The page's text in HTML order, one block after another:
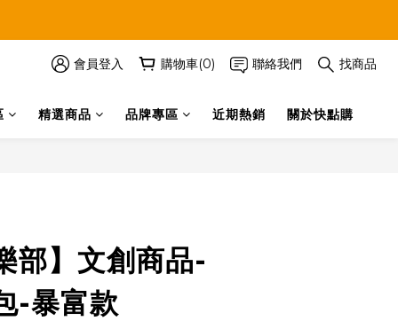
會員登入 購物車(0) 聯絡我們 找商品
精選商品 品牌專區 近期熱銷 關於快點購
部】文創商品-
-暴富款